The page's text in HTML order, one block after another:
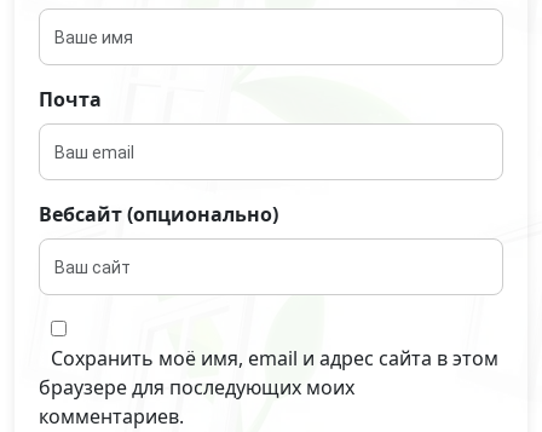
Почта
Вебсайт (опционально)
Сохранить моё имя, email и адрес сайта в этом
браузере для последующих моих
комментариев.